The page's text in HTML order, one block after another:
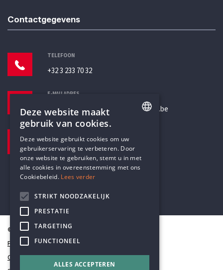
Contactgegevens
TELEFOON
+32 3 233 70 32
E-MAILADRES
secretariaat@humanistischverbond.be
Pottenbrug 4
Antwerpen, 2000
© Humanistisch Verbond 2026
Privacy
Cookiestatement
DUTCH
Deze website maakt
gebruik van cookies.
Deze website gebruikt cookies om uw
gebruikerservaring te verbeteren. Door
onze website te gebruiken, stemt u in met
alle cookies in overeenstemming met ons
Cookiebeleid. Lees verder
STRIKT NOODZAKELIJK
PRESTATIE
TARGETING
FUNCTIONEEL
ALLES ACCEPTEREN